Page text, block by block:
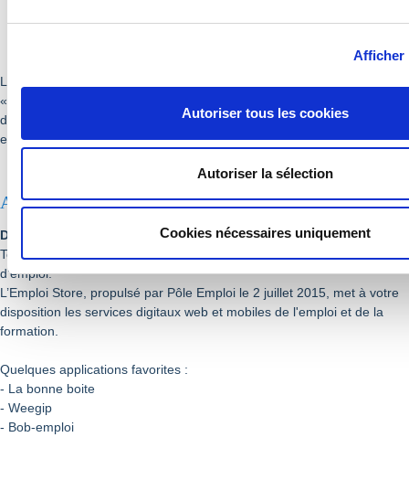
Afficher
Autoriser tous les cookies
Autoriser la sélection
Cookies nécessaires uniquement
Le portail européen sur la mobilité de l’emploi permet, avec la rubrique
« Rechercher un emploi », d’accéder à environ 2 millions d’offres
d’emploi, mises à jour en temps réel, en provenance de 32 pays
européens.
Applications utiles
Disponibles sur
www.emploi-store.fr
Toutes les applications dédiées à l’emploi, boostez votre recherche
d’emploi.
L’Emploi Store, propulsé par Pôle Emploi le 2 juillet 2015, met à votre
disposition les services digitaux web et mobiles de l'emploi et de la
formation.
Quelques applications favorites :
- La bonne boite
- Weegip
- Bob-emploi